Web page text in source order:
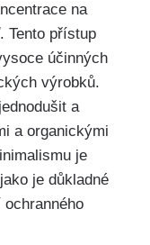
na
Tento přístup
účinných
výrobků.
a
​a​ organickými‍
je
je důkladné